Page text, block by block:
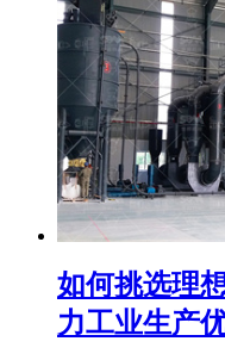
如何挑选理
力工业生产